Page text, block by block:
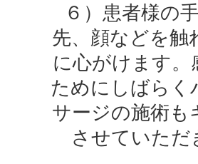
６）患者様の
先、顔などを触
に心がけます。
ためにしばらく
サージの施術も
させていただ